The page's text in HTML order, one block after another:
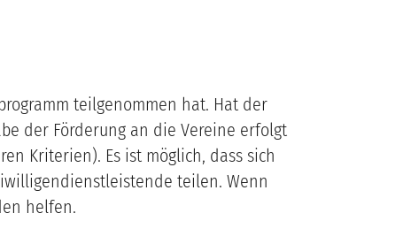
teilgenommen hat. Hat der
der Förderung an die Vereine erfolgt
Kriterien). Es ist möglich, dass sich
teilen. Wenn
helfen.